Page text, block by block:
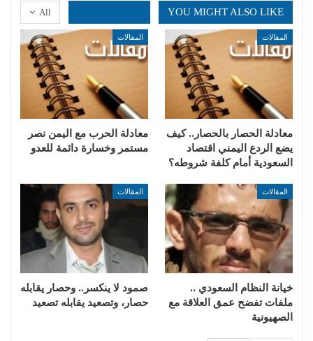
All YOU MIGHT ALSO LIKE
المقالات
معادلة الحصار بالحصار.. كيف
يضع الردع اليمني اقتصاد
السعودية أمام كلفة شروطه؟
المقالات
​معادلة الحرب مع اليمن نصر
مستمر وخسارة دائمة للعدو
المقالات
خيانة النظام السعودي ..
ملفات تفضح عمق العلاقة مع
الصهيونية
المقالات
صمود لا ينكسر.. وحصار يقابله
حصار، وتصعيد يقابله تصعيد